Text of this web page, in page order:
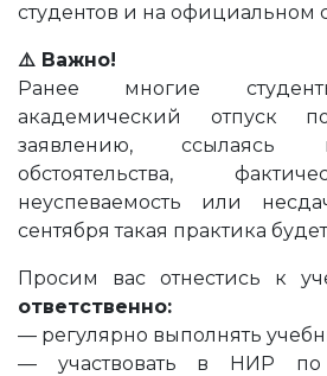
студентов и на официальном
⚠️ Важно!
Ранее многие
академический отпуск
заявлению, ссылаясь
обстоятельства,
неуспеваемость или
сентября такая практика
Просим вас отнестись к
ответственно:
— регулярно выполнять
— участвовать в НИР